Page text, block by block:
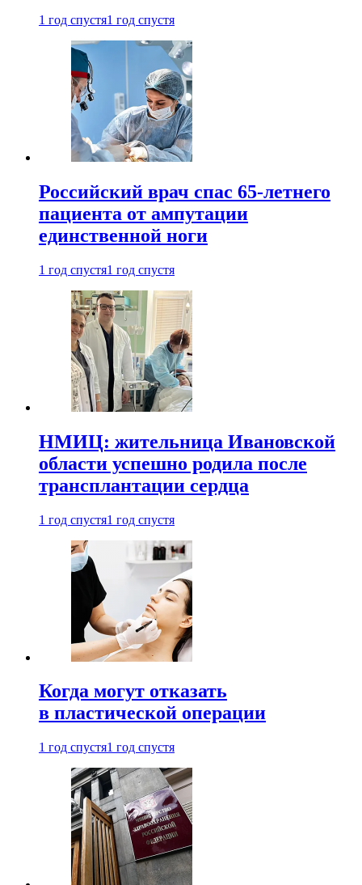
1 год спустя1 год спустя
Российский врач спас 65-летнего
пациента от ампутации
единственной ноги
1 год спустя1 год спустя
НМИЦ: жительница Ивановской
области успешно родила после
трансплантации сердца
1 год спустя1 год спустя
Когда могут отказать
в пластической операции
1 год спустя1 год спустя